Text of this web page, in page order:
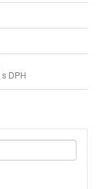
s DPH